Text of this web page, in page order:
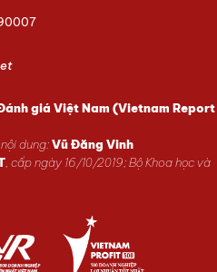
giá Việt Nam (Vietnam Report
dung:Vũ Đăng Vinh
, cấp ngày 16/10/2019; Bộ Khoa học và